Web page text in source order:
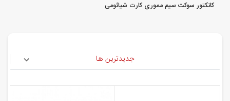
کانکتور سوکت سیم مموری کارت شیائومی
جدیدترین ها